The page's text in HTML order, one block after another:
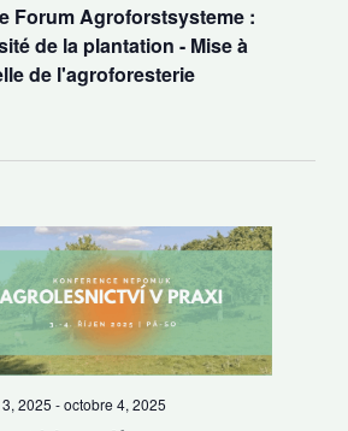
Forum Agroforstsysteme :
de la plantation - Mise à
de l'agroforesterie
2025 -octobre 4, 2025